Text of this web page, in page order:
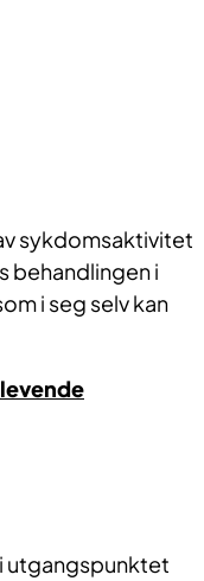
sykdomsaktivitet
behandlingen i
i seg selv kan
utgangspunktet